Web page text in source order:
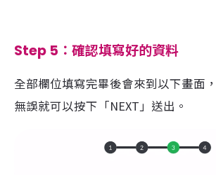
可以不用填喔～